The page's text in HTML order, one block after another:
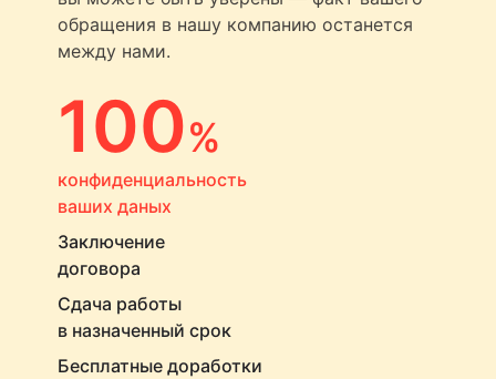
обращения в нашу компанию останется
между нами.
100%
конфиденциальность
ваших даных
Заключение
договора
Сдача работы
в назначенный срок
Бесплатные доработки